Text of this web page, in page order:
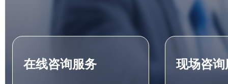
在线咨询服务 现场咨